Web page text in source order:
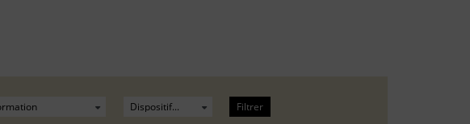
Filtrer